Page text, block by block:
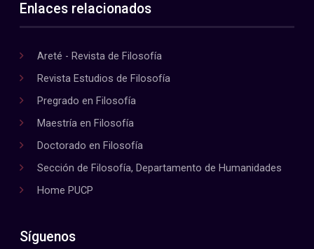
Enlaces relacionados
Areté - Revista de Filosofía
Revista Estudios de Filosofía
Pregrado en Filosofía
Maestría en Filosofía
Doctorado en Filosofía
Sección de Filosofía, Departamento de Humanidades
Home PUCP
Síguenos